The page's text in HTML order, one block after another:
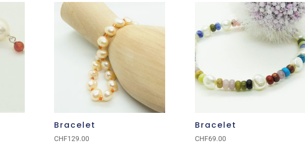
Bracelet
CHF129.00
Bracelet
CHF69.00